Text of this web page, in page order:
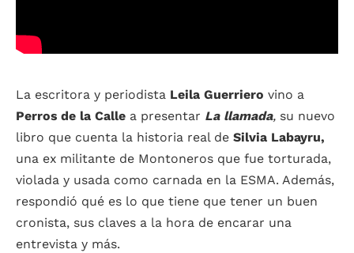
La escritora y periodista Leila Guerriero vino a
Perros de la Calle a presentar La llamada, su nuevo
libro que cuenta la historia real de Silvia Labayru,
una ex militante de Montoneros que fue torturada,
violada y usada como carnada en la ESMA. Además,
respondió qué es lo que tiene que tener un buen
cronista, sus claves a la hora de encarar una
entrevista y más.